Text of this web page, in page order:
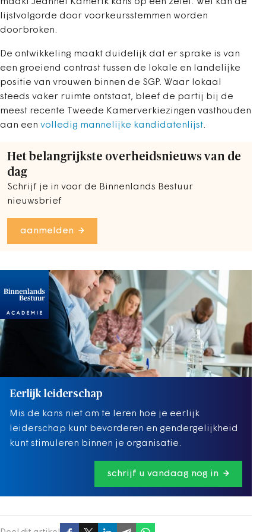
lijstvolgorde door voorkeursstemmen worden
doorbroken.
De ontwikkeling maakt duidelijk dat er sprake is van
een groeiend contrast tussen de lokale en landelijke
positie van vrouwen binnen de SGP. Waar lokaal
steeds vaker ruimte ontstaat, bleef de partij bij de
meest recente Tweede Kamerverkiezingen vasthouden
aan een volledig mannelijke kandidatenlijst.
Het belangrijkste overheidsnieuws van de
dag
Schrijf je in voor de Binnenlands Bestuur
nieuwsbrief
aanmelden
Eerlijk leiderschap
Mis de kans niet om te leren hoe je eerlijk
leiderschap kunt bevorderen en gendergelijkheid
kunt stimuleren binnen je organisatie.
schrijf u vandaag nog in